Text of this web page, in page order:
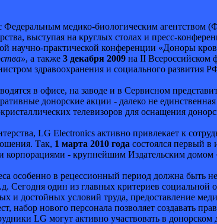
Федеральным медико-биологическим
выступая на круглых столах и пресс-
научно-практической конференции «Доноры
, а также 3 декабря 2009 на II Всероссийском
здравоохранения и социального развития
в офисе, на заводе и в Сервисном
донорские акции - далеко не
телевизоров для оснащения
LG Electronics активно привлекает к
Так, 1 марта 2010 года состоялся первый
- крупнейшим Издательским домом
особенно в рецессионный период должна быть
Сегодня один из главных критериев социальной
и достойных условий труда, предоставление
набор нового персонала позволяет создавать
LG могут активно участвовать в